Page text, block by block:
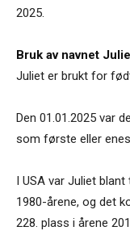
2025.
Bruk av navnet
Juliet er brukt for
Den 01.01.2025 var
som første eller
I USA var Juliet
1980-årene, og det
228. plass i årene